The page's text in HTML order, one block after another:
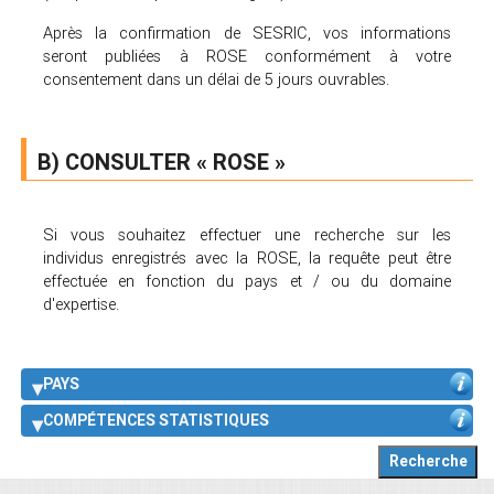
Après la confirmation de SESRIC, vos informations
seront publiées à ROSE conformément à votre
consentement dans un délai de 5 jours ouvrables.
B) CONSULTER « ROSE »
Si vous souhaitez effectuer une recherche sur les
individus enregistrés avec la ROSE, la requête peut être
effectuée en fonction du pays et / ou du domaine
d'expertise.
PAYS
COMPÉTENCES STATISTIQUES